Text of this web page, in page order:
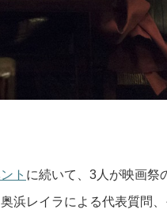
ト に続いて、3人が映画祭
浜レイラによる代表質問